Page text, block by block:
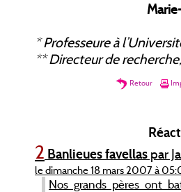
*Professeure à
**Directeur de
Retour
2 Banlieues favellas par
le dimanche 18 mars 2007 à
Nos grands pères ont